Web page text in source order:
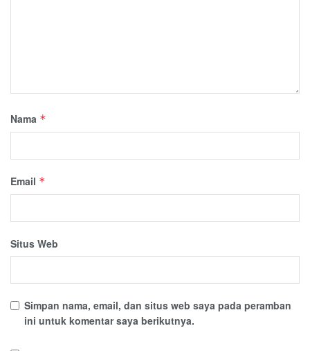
Nama *
Email *
Situs Web
Simpan nama, email, dan situs web saya pada peramban
ini untuk komentar saya berikutnya.